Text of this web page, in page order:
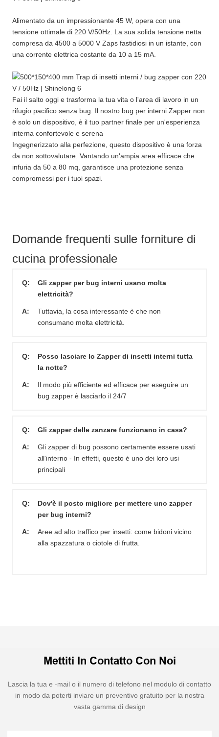
Alimentato da un impressionante 45 W, opera con una
tensione ottimale di 220 V/50Hz. La sua solida tensione netta
compresa da 4500 a 5000 V Zaps fastidiosi in un istante, con
una corrente elettrica costante da 10 a 15 mA.
Fai il salto oggi e trasforma la tua vita o l'area di lavoro in un
rifugio pacifico senza bug. Il nostro bug per interni Zapper non
è solo un dispositivo, è il tuo partner finale per un'esperienza
interna confortevole e serena
Ingegnerizzato alla perfezione, questo dispositivo è una forza
da non sottovalutare. Vantando un'ampia area efficace che
infuria da 50 a 80 mq, garantisce una protezione senza
compromessi per i tuoi spazi.
Domande frequenti sulle forniture di
cucina professionale
Q:
Gli zapper per bug interni usano molta
elettricità?
A:
Tuttavia, la cosa interessante è che non
consumano molta elettricità.
Q:
Posso lasciare lo Zapper di insetti interni tutta
la notte?
A:
Il modo più efficiente ed efficace per eseguire un
bug zapper è lasciarlo il 24/7
Q: Gli zapper delle zanzare funzionano in casa?
A:
Gli zapper di bug possono certamente essere usati
all'interno - In effetti, questo è uno dei loro usi
principali
Q:
Dov'è il posto migliore per mettere uno zapper
per bug interni?
A:
Aree ad alto traffico per insetti: come bidoni vicino
alla spazzatura o ciotole di frutta.
Mettiti In Contatto Con Noi
Lascia la tua e -mail o il numero di telefono nel modulo di contatto
in modo da poterti inviare un preventivo gratuito per la nostra
vasta gamma di design